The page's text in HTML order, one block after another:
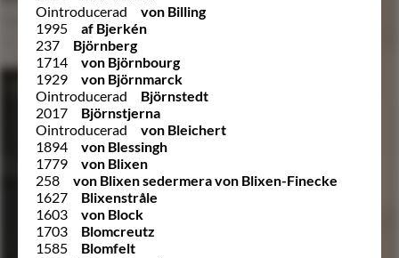
Ointroducerad
von Billing
1995
af Bjerkén
237
Björnberg
1714
von Björnbourg
1929
von Björnmarck
Ointroducerad
Björnstedt
2017
Björnstjerna
Ointroducerad
von Bleichert
1894
von Blessingh
1779
von Blixen
258
von Blixen sedermera von Blixen-Finecke
1627
Blixenstråle
1603
von Block
1703
Blomcreutz
1585
Blomfelt